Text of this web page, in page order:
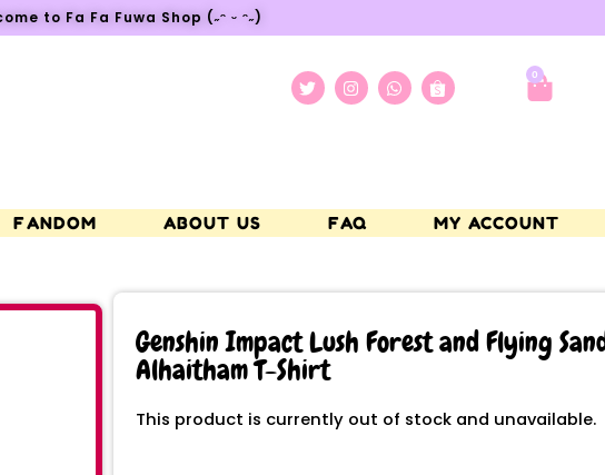
to Fa Fa Fuwa Shop (˶ᵔ ᵕ ᵔ˶)
0
FANDOM ABOUT US FAQ MY ACCOUNT
Genshin Impact Lush Forest and Flying
Alhaitham T-Shirt
This product is currently out of stock and unavailable.